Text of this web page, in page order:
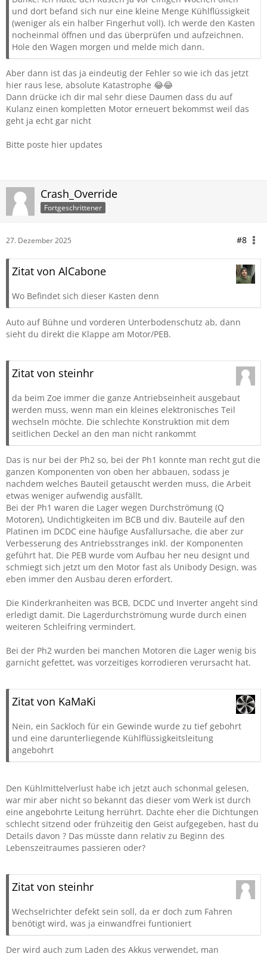
und dort befand sich nur eine kleine Menge Kühlflüssigkeit
(weniger als ein halber Fingerhut voll). Ich werde den Kasten
nocheinmal öffnen und das überprüfen und aufzeichnen.
Hole den Wagen morgen und melde mich dann.
Aber dann ist das ja eindeutig der Fehler so wie ich das jetzt
hier raus lese, absolute Katastrophe 😂😂
Dann drücke ich dir mal sehr diese Daumen dass du auf
Kulanz einen kompletten Motor erneuert bekommst weil das
geht ja echt gar nicht
Bitte poste hier updates
Crash_Override
Fortgeschrittener
27. Dezember 2025 #8
Zitat von AlCabone
Wo Befindet sich dieser Kasten denn
Auto auf Bühne und vorderen Unterbodenschutz ab, dann
sieht du direkt die Klappe am Motor/PEB.
Zitat von steinhr
da beim Zoe immer die ganze Antriebseinheit ausgebaut
werden muss, wenn man ein kleines elektronisches Teil
wechseln möchte. Die schlechte Konstruktion mit dem
seitlichen Deckel an den man nicht rankommt
Das is nur bei der Ph2 so, bei der Ph1 konnte man recht gut die
ganzen Komponenten von oben her abbauen, sodass je
nachdem welches Bauteil getauscht werden muss, die Arbeit
etwas weniger aufwendig ausfällt.
Bei der Ph1 waren die Lager wegen Durchströmung (Q
Motoren), Undichtigkeiten im BCB und div. Bauteile auf den
Platinen im DCDC eine häufige Ausfallursache, die aber zur
Verbesserung des Antriebsstranges inkl. der Komponenten
geführt hat. Die PEB wurde vom Aufbau her neu designt und
schmiegt sich jetzt um den Motor fast als Unibody Design, was
eben immer den Ausbau deren erfordert.
Die Kinderkranheiten was BCB, DCDC und Inverter angeht sind
erledigt damit. Die Lagerdurchströmung wurde durch einen
weiteren Schleifring vermindert.
Bei der Ph2 wurden bei manchen Motoren die Lager wenig bis
garnicht gefettet, was vorzeitiges korrodieren verursacht hat.
Zitat von KaMaKi
Nein, ein Sackloch für ein Gewinde wurde zu tief gebohrt
und eine darunterliegende Kühlflüssigkeitsleitung
angebohrt
Den Kühlmittelverlust habe ich jetzt auch schonmal gelesen,
war mir aber nicht so bekannt das dieser vom Werk ist durch
eine angebohrte Leitung herrührt. Dachte eher die Dichtungen
schlecht sitzend oder frühzeitig den Geist aufgegeben, hast du
Details davon ? Das müsste dann relativ zu Beginn des
Lebenszeitraumes passieren oder?
Zitat von steinhr
Wechselrichter defekt sein soll, da er doch zum Fahren
benötigt wird, was ja einwandfrei funtioniert
Der wird auch zum Laden des Akkus verwendet, man